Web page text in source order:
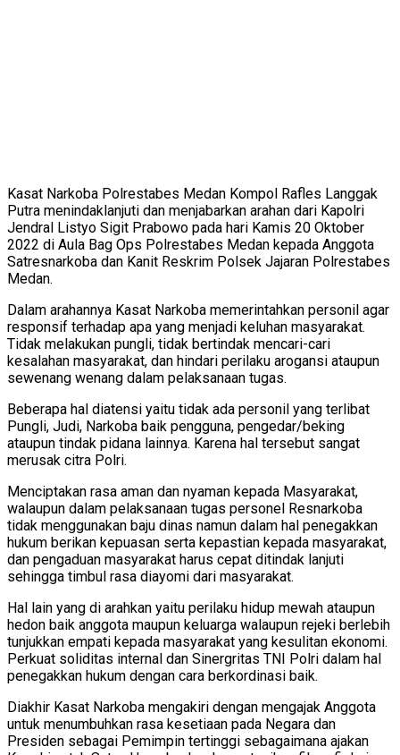
Kasat Narkoba Polrestabes Medan Kompol Rafles Langgak
Putra menindaklanjuti dan menjabarkan arahan dari Kapolri
Jendral Listyo Sigit Prabowo pada hari Kamis 20 Oktober
2022 di Aula Bag Ops Polrestabes Medan kepada Anggota
Satresnarkoba dan Kanit Reskrim Polsek Jajaran Polrestabes
Medan.
Dalam arahannya Kasat Narkoba memerintahkan personil agar
responsif terhadap apa yang menjadi keluhan masyarakat.
Tidak melakukan pungli, tidak bertindak mencari-cari
kesalahan masyarakat, dan hindari perilaku arogansi ataupun
sewenang wenang dalam pelaksanaan tugas.
Beberapa hal diatensi yaitu tidak ada personil yang terlibat
Pungli, Judi, Narkoba baik pengguna, pengedar/beking
ataupun tindak pidana lainnya. Karena hal tersebut sangat
merusak citra Polri.
Menciptakan rasa aman dan nyaman kepada Masyarakat,
walaupun dalam pelaksanaan tugas personel Resnarkoba
tidak menggunakan baju dinas namun dalam hal penegakkan
hukum berikan kepuasan serta kepastian kepada masyarakat,
dan pengaduan masyarakat harus cepat ditindak lanjuti
sehingga timbul rasa diayomi dari masyarakat.
Hal lain yang di arahkan yaitu perilaku hidup mewah ataupun
hedon baik anggota maupun keluarga walaupun rejeki berlebih
tunjukkan empati kepada masyarakat yang kesulitan ekonomi.
Perkuat soliditas internal dan Sinergritas TNI Polri dalam hal
penegakkan hukum dengan cara berkordinasi baik.
Diakhir Kasat Narkoba mengakiri dengan mengajak Anggota
untuk menumbuhkan rasa kesetiaan pada Negara dan
Presiden sebagai Pemimpin tertinggi sebagaimana ajakan